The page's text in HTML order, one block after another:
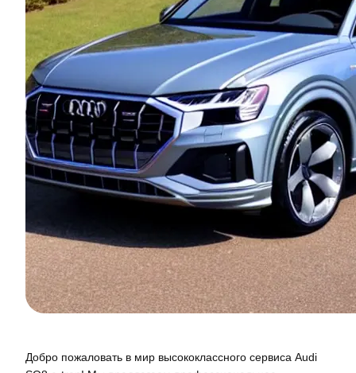
Добро пожаловать в мир высококлассного сервиса Audi